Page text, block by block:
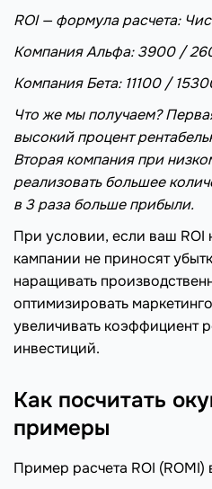
ROI — формула расчета:
Компания Альфа: 3900 /
Компания Бета: 11100 /
Что же мы получаем?
высокий процент
Вторая компания при
реализовать большее
в 3 раза больше прибыли.
При условии, если ваш ROI
кампании не приносят
наращивать
оптимизировать
увеличивать коэффициент
инвестиций.
Как посчитать
примеры
Пример расчета ROI (ROMI)